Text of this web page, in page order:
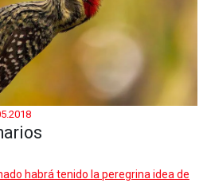
habrá tenido la peregrina idea de